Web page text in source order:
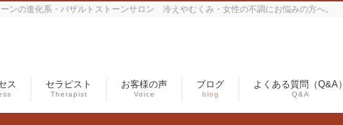
ンの進化系・バザルトストーンサロン 冷えやむくみ・女性の不調にお悩みの方へ。
ス セラピスト
Therapist
お客様の声
Voice
ブログ
blog
よくある質問（Q&A）
Q&A